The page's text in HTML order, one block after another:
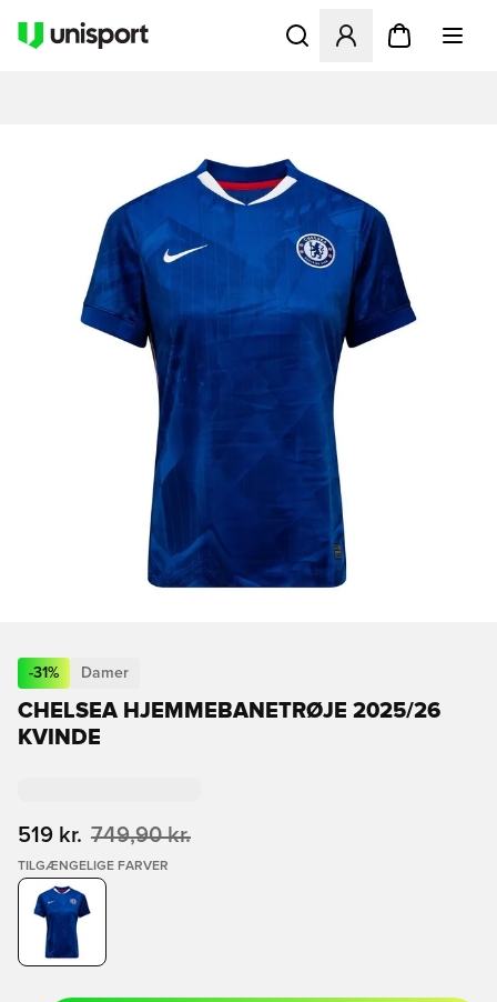
Åbner en Modal til at
-31% Damer
CHELSEA HJEMMEBANETRØJE 2025/26
KVINDE
519 kr. 749,90 kr.
TILGÆNGELIGE FARVER